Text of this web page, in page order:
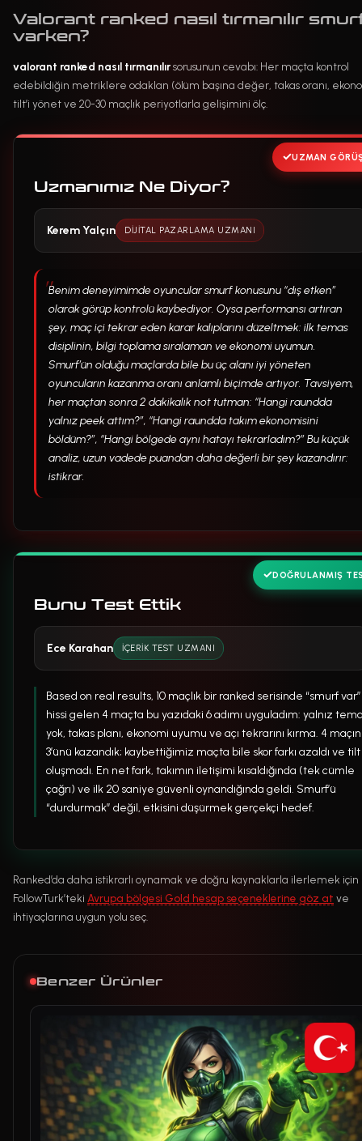
Valorant ranked nasıl tırmanılır
varken?
valorant ranked nasıl tırmanılırsorusunun cevabı: Her maçta kontrol
edebildiğin metriklere odaklan (ölüm başına değer, takas oranı,
tilt’i yönet ve 20-30 maçlık periyotlarla gelişimini ölç.
UZMAN
Uzmanımız Ne Diyor?
Kerem Yalçın DIJITAL PAZARLAMA UZMANI
Benim deneyimimde oyuncular smurf konusunu “dış etken”
olarak görüp kontrolü kaybediyor. Oysa performansı artıran
şey, maç içi tekrar eden karar kalıplarını düzeltmek: ilk temas
disiplinin, bilgi toplama sıralaman ve ekonomi uyumun.
Smurf’ün olduğu maçlarda bile bu üç alanı iyi yöneten
oyuncuların kazanma oranı anlamlı biçimde artıyor. Tavsiyem,
her maçtan sonra 2 dakikalık not tutman: “Hangi raundda
yalnız peek attım?”, “Hangi raundda takım ekonomisini
böldüm?”, “Hangi bölgede aynı hatayı tekrarladım?” Bu küçük
analiz, uzun vadede puandan daha değerli bir şey kazandırır:
istikrar.
Bunu Test Ettik
DOĞRULANMIŞ
Ece Karahan İÇERIK TEST UZMANI
Based on real results, 10 maçlık bir ranked serisinde “smurf var”
hissi gelen 4 maçta bu yazıdaki 6 adımı uyguladım: yalnız
yok, takas planı, ekonomi uyumu ve açı tekrarını kırma. 4 maçın
3’ünü kazandık; kaybettiğimiz maçta bile skor farkı azaldı ve tilt
oluşmadı. En net fark, takımın iletişimi kısaldığında (tek cümle
çağrı) ve ilk 20 saniye güvenli oynandığında geldi. Smurf’ü
“durdurmak” değil, etkisini düşürmek gerçekçi hedef.
Ranked’da daha istikrarlı oynamak ve doğru kaynaklarla ilerlemek için
FollowTurk’teki Avrupa bölgesi Gold hesap seçeneklerine göz at ve
ihtiyaçlarına uygun yolu seç.
Benzer Ürünler